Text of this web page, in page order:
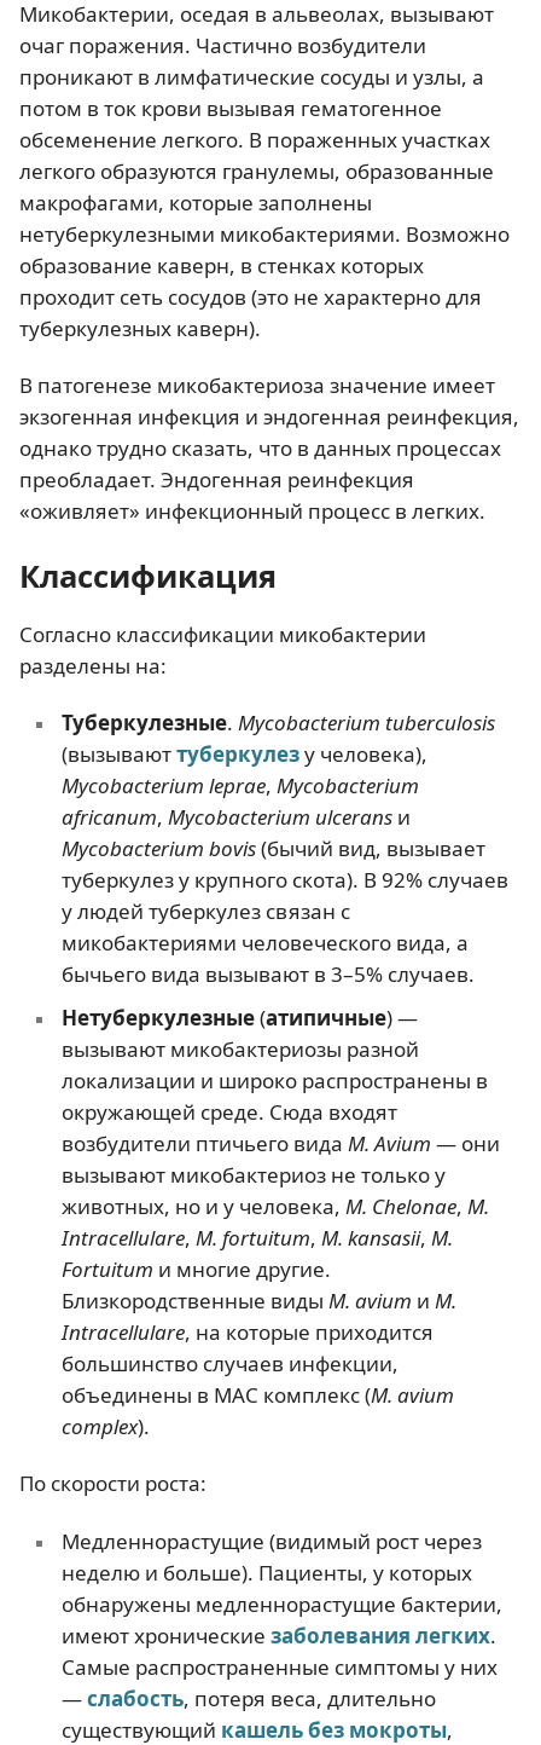
Микобактерии, оседая в альвеолах, вызывают
очаг поражения. Частично возбудители
проникают в лимфатические сосуды и узлы, а
потом в ток крови вызывая гематогенное
обсеменение легкого. В пораженных участках
легкого образуются гранулемы, образованные
макрофагами, которые заполнены
нетуберкулезными микобактериями. Возможно
образование каверн, в стенках которых
проходит сеть сосудов (это не характерно для
туберкулезных каверн).
В патогенезе микобактериоза значение имеет
экзогенная инфекция и эндогенная реинфекция,
однако трудно сказать, что в данных процессах
преобладает. Эндогенная реинфекция
«оживляет» инфекционный процесс в легких.
Классификация
Согласно классификации микобактерии
разделены на:
Туберкулезные. Mycobacterium tuberculosis
(вызываюттуберкулезу человека),
Mycobacterium leprae, Mycobacterium
africanum, Mycobacterium ulceransи
Mycobacterium bovis(бычий вид, вызывает
туберкулез у крупного скота). В 92% случаев
у людей туберкулез связан с
микобактериями человеческого вида, а
бычьего вида вызывают в 3–5% случаев.
Нетуберкулезные(атипичные) —
вызывают микобактериозы разной
локализации и широко распространены в
окружающей среде. Сюда входят
возбудители птичьего вида M. Avium — они
вызывают микобактериоз не только у
животных, но и у человека, M. Chelonae, M.
Intracellulare, М. fortuitum, M. kansasii, M.
Fortuitum и многие другие.
Близкородственные виды M. avium и M.
Intracellulare, на которые приходится
большинство случаев инфекции,
объединены в МАС комплекс (M. avium
complex).
По скорости роста:
Медленнорастущие (видимый рост через
неделю и больше). Пациенты, у которых
обнаружены медленнорастущие бактерии,
имеют хронические заболевания легких.
Самые распространенные симптомы у них
—слабость, потеря веса, длительно
существующий кашель без мокроты,